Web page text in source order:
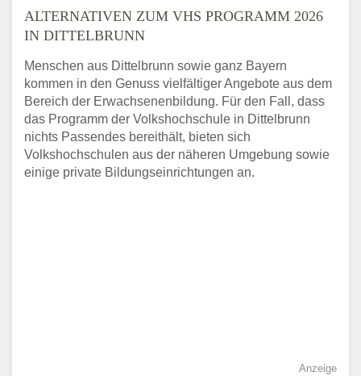
ALTERNATIVEN ZUM VHS PROGRAMM 2026
IN DITTELBRUNN
Menschen aus Dittelbrunn sowie ganz Bayern
kommen in den Genuss vielfältiger Angebote aus dem
Bereich der Erwachsenenbildung. Für den Fall, dass
das Programm der Volkshochschule in Dittelbrunn
nichts Passendes bereithält, bieten sich
Volkshochschulen aus der näheren Umgebung sowie
einige private Bildungseinrichtungen an.
Anzeige